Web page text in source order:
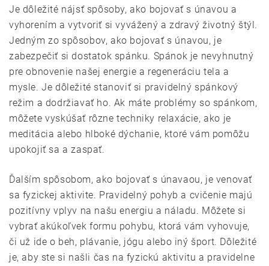
Je dôležité nájsť spôsoby, ako bojovať s únavou a
vyhorením a vytvoriť si vyvážený a zdravý životný štýl.
Jedným zo spôsobov, ako bojovať s únavou, je
zabezpečiť si dostatok spánku. Spánok je nevyhnutný
pre obnovenie našej energie a regeneráciu tela a
mysle. Je dôležité stanoviť si pravidelný spánkový
režim a dodržiavať ho. Ak máte problémy so spánkom,
môžete vyskúšať rôzne techniky relaxácie, ako je
meditácia alebo hlboké dýchanie, ktoré vám pomôžu
upokojiť sa a zaspať.
Ďalším spôsobom, ako bojovať s únavaou, je venovať
sa fyzickej aktivite. Pravidelný pohyb a cvičenie majú
pozitívny vplyv na našu energiu a náladu. Môžete si
vybrať akúkoľvek formu pohybu, ktorá vám vyhovuje,
či už ide o beh, plávanie, jógu alebo iný šport. Dôležité
je, aby ste si našli čas na fyzickú aktivitu a pravidelne